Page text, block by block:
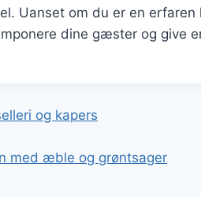
Uanset om du er en
dine gæster og give
og kapers
med æble og grøntsager